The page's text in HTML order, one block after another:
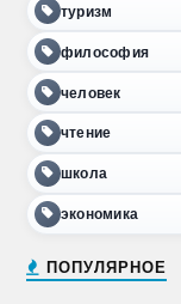
туризм
философия
человек
чтение
школа
экономика
ПОПУЛЯРНОЕ